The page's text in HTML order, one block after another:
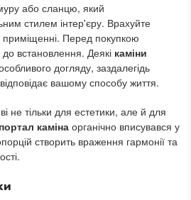
або сланцю, який
стилем інтер'єру. Врахуйте
приміщенні. Перед покупкою
встановлення. Деякі каміни
догляду, заздалегідь
вашому способу життя.
не тільки для естетики, але й для
каміна органічно вписувався у
створить враження гармонії та